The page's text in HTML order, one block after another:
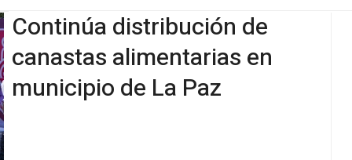
Continúa distribución de
canastas alimentarias en
municipio de La Paz